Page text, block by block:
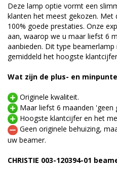
Deze lamp optie vormt een
klanten het meest gekozen. Met
100% goede prestaties. Onze
aan, waarop we u maar liefst 6
aanbieden. Dit type
gemiddeld het hoogste
Wat zijn de plus- en
Originele kwaliteit.
Maar liefst 6 maanden 'geen
Hoogste klantcijfer en het
Geen originele behuizing,
uw beamer.
CHRISTIE 003-120394-01